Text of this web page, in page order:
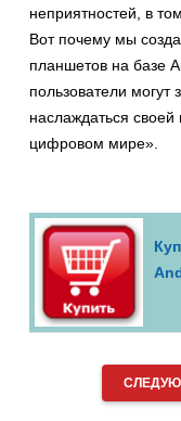
неприятностей, в
Вот почему мы
планшетов на базе
пользователи могут
наслаждаться
цифровом мире».